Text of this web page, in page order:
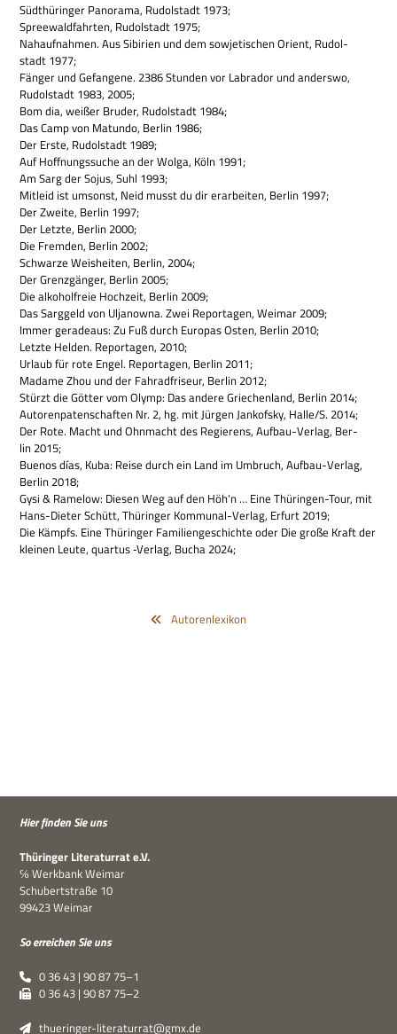
Süd­thü­rin­ger Pan­orama, Rudol­stadt 1973;
Spree­wald­fahr­ten, Rudol­stadt 1975;
Nah­auf­nah­men. Aus Sibi­rien und dem sowje­ti­schen Ori­ent, Rudol­
stadt 1977;
Fän­ger und Gefan­gene. 2386 Stun­den vor Labra­dor und anderswo,
Rudol­stadt 1983, 2005;
Bom dia, wei­ßer Bru­der, Rudol­stadt 1984;
Das Camp von Matundo, Ber­lin 1986;
Der Erste, Rudol­stadt 1989;
Auf Hoff­nungs­su­che an der Wolga, Köln 1991;
Am Sarg der Sojus, Suhl 1993;
Mit­leid ist umsonst, Neid musst du dir erar­bei­ten, Ber­lin 1997;
Der Zweite, Ber­lin 1997;
Der Letzte, Ber­lin 2000;
Die Frem­den, Ber­lin 2002;
Schwarze Weis­hei­ten, Ber­lin, 2004;
Der Grenz­gän­ger, Ber­lin 2005;
Die alko­hol­freie Hoch­zeit, Ber­lin 2009;
Das Sarg­geld von Ulja­nowna. Zwei Repor­ta­gen, Wei­mar 2009;
Immer gera­de­aus: Zu Fuß durch Euro­pas Osten, Ber­lin 2010;
Letzte Hel­den. Repor­ta­gen, 2010;
Urlaub für rote Engel. Repor­ta­gen, Ber­lin 2011;
Madame Zhou und der Fah­r­ad­fri­seur, Ber­lin 2012;
Stürzt die Göt­ter vom Olymp: Das andere Grie­chen­land, Ber­lin 2014;
Autoren­pa­ten­schaf­ten Nr. 2, hg. mit Jür­gen Jan­kof­sky, Halle/S. 2014;
Der Rote. Macht und Ohn­macht des Regie­rens, Auf­bau-Ver­lag, Ber­
lin 2015;
Bue­nos días, Kuba: Reise durch ein Land im Umbruch, Auf­bau-Ver­lag,
Ber­lin 2018;
Gysi & Rame­low: Die­sen Weg auf den Höh‘n … Eine Thü­rin­gen-Tour, mit
Hans-Die­ter Schütt, Thü­rin­ger Kom­mu­nal-Ver­lag, Erfurt 2019;
Die Kämpfs. Eine Thü­rin­ger Fami­li­en­ge­schichte oder Die große Kraft der
klei­nen Leute, quar­tus ‑Ver­lag, Bucha 2024;
Autorenlexikon
Hier fin­den Sie uns
Thü­rin­ger Lite­ra­tur­rat e.V.
℅ Werk­bank Weimar
Schu­bert­straße 10
99423 Weimar
So errei­chen Sie uns
0 36 43 | 90 87 75–1
0 36 43 | 90 87 75–2
thueringer-literaturrat@gmx.de